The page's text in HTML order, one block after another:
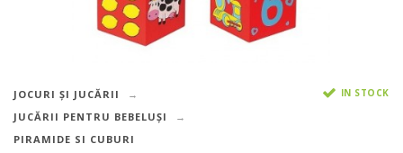
JOCURI ȘI JUCĂRII
JUCĂRII PENTRU BEBELUȘI
PIRAMIDE SI CUBURI
IN STOCK